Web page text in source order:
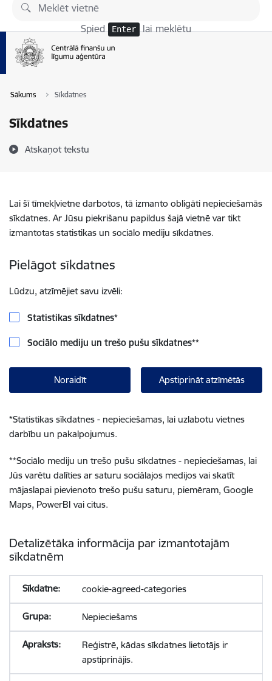
Pāriet uz lapas saturu
Spied Enter lai meklētu
Sākums Sīkdatnes
Sīkdatnes
Atskaņot tekstu
Lai šī tīmekļvietne darbotos, tā izmanto obligāti nepieciešamās
sīkdatnes. Ar Jūsu piekrišanu papildus šajā vietnē var tikt
izmantotas statistikas un sociālo mediju sīkdatnes.
Pielāgot sīkdatnes
Lūdzu, atzīmējiet savu izvēli:
Statistikas sīkdatnes*
Sociālo mediju un trešo pušu sīkdatnes**
Noraidīt Apstiprināt atzīmētās
*Statistikas sīkdatnes - nepieciešamas, lai uzlabotu vietnes
darbību un pakalpojumus.
**Sociālo mediju un trešo pušu sīkdatnes - nepieciešamas, lai
Jūs varētu dalīties ar saturu sociālajos medijos vai skatīt
mājaslapai pievienoto trešo pušu saturu, piemēram, Google
Maps, PowerBI vai citus.
Detalizētāka informācija par izmantotajām
sīkdatnēm
cookie-agreed-categories
Nepieciešams
Reģistrē, kādas sīkdatnes lietotājs ir
apstiprinājis.